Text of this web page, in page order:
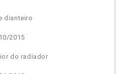
dianteiro
2015
do radiador